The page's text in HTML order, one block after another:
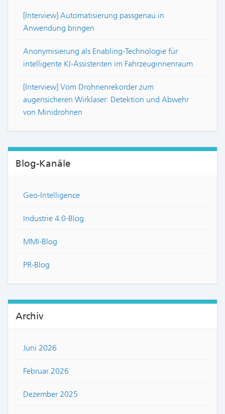
[Interview] Automatisierung passgenau in
Anwendung bringen
Anonymisierung als Enabling-Technologie für
intelligente KI-Assistenten im Fahrzeuginnenraum
[Interview] Vom Drohnenrekorder zum
augensicheren Wirklaser: Detektion und Abwehr
von Minidrohnen
Blog-Kanäle
Geo-Intelligence
Industrie 4.0-Blog
MMI-Blog
PR-Blog
Archiv
Juni 2026
Februar 2026
Dezember 2025